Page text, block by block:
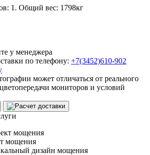
1 . Общий вес: 1798кг
у менеджера
по телефону: +7(3452)610-902
может отличаться от реального
мониторов и условий
мощения
дизайн мощения